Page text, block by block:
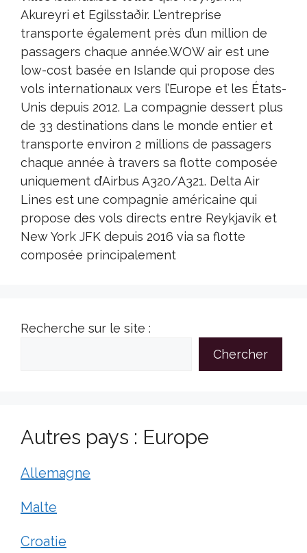
Akureyri et Egilsstaðir. L’entreprise
transporte également près d’un million de
passagers chaque année.WOW air est une
low-cost basée en Islande qui propose des
vols internationaux vers l’Europe et les États-
Unis depuis 2012. La compagnie dessert plus
de 33 destinations dans le monde entier et
transporte environ 2 millions de passagers
chaque année à travers sa flotte composée
uniquement d’Airbus A320/A321. Delta Air
Lines est une compagnie américaine qui
propose des vols directs entre Reykjavík et
New York JFK depuis 2016 via sa flotte
composée principalement
Recherche sur le site :
Chercher
Autres pays : Europe
Allemagne
Malte
Croatie